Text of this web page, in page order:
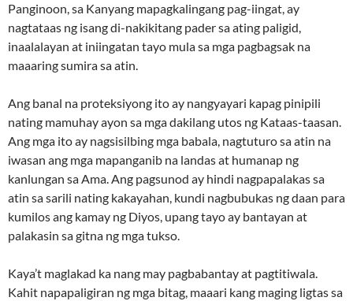
Panginoon, sa Kanyang mapagkalingang pag-iingat, ay
nagtataas ng isang di-nakikitang pader sa ating paligid,
inaalalayan at iniingatan tayo mula sa mga pagbagsak na
maaaring sumira sa atin.
Ang banal na proteksiyong ito ay nangyayari kapag pinipili
nating mamuhay ayon sa mga dakilang utos ng Kataas-taasan.
Ang mga ito ay nagsisilbing mga babala, nagtuturo sa atin na
iwasan ang mga mapanganib na landas at humanap ng
kanlungan sa Ama. Ang pagsunod ay hindi nagpapalakas sa
atin sa sarili nating kakayahan, kundi nagbubukas ng daan para
kumilos ang kamay ng Diyos, upang tayo ay bantayan at
palakasin sa gitna ng mga tukso.
Kaya’t maglakad ka nang may pagbabantay at pagtitiwala.
Kahit napapaligiran ng mga bitag, maaari kang maging ligtas sa